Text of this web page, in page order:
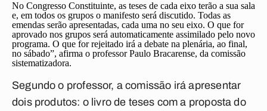
No Congresso Constituinte, as teses de cada eixo terão a sua sala
e, em todos os grupos o manifesto será discutido. Todas as
emendas serão apresentadas, cada uma no seu eixo. O que for
aprovado nos grupos será automaticamente assimilado pelo novo
programa. O que for rejeitado irá a debate na plenária, ao final,
no sábado”, afirma o professor Paulo Bracarense, da comissão
sistematizadora.
Segundo o professor, a comissão irá apresentar
dois produtos: o livro de teses com a proposta do